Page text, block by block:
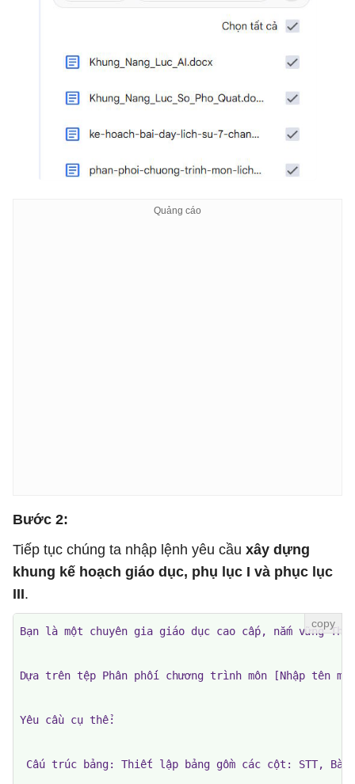
Bước 2:
Tiếp tục chúng ta nhập lệnh yêu cầu xây dựng
khung kế hoạch giáo dục, phụ lục I và phục lục
III.
Bạn là một chuyên gia giáo dục cao cấp, nắm vững
Dựa trên tệp Phân phối chương trình môn [Nhập tên
Yêu cầu cụ thể:
Cấu trúc bảng: Thiết lập bảng gồm các cột: STT,